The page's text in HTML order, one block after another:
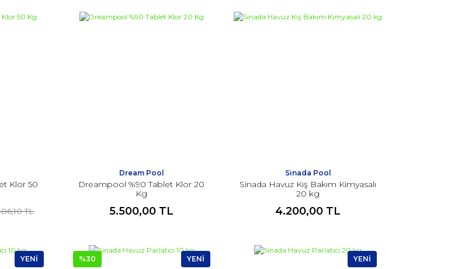
Klor 50
TL
Dream Pool
Dreampool %90 Tablet Klor 20
Kg
5.500,00 TL
Sinada Pool
Sinada Havuz Kış Bakım Kimyasalı
20 kg
4.200,00 TL
YENİ %30 YENİ YENİ